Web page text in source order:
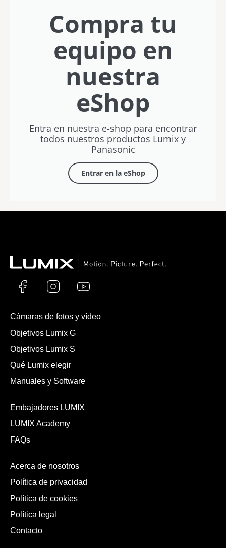
Compra tu
equipo en
nuestra
eShop
Entra en nuestra e-shop para encontrar
todos nuestros productos Lumix y
Panasonic
Entrar en la eShop
Cámaras de fotos y vídeo
Objetivos Lumix G
Objetivos Lumix S
Qué Lumix elegir
Manuales y Software
Embajadores LUMIX
LUMIX Academy
FAQs
Acerca de nosotros
Política de privacidad
Política de cookies
Política legal
Contacto